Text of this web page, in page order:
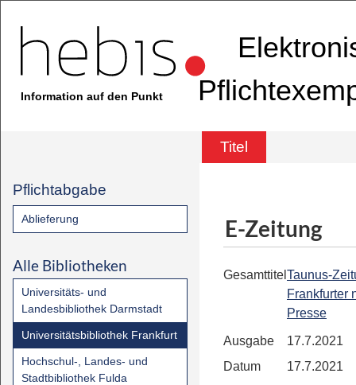
Information auf den Punkt
Titel
Pflichtabgabe
Ablieferung
Alle Bibliotheken
Universitäts- und
Landesbibliothek Darmstadt
Universitätsbibliothek Frankfurt
Hochschul-, Landes- und
Stadtbibliothek Fulda
E-Zeitung
Gesamttitel Taunus-
Frankfurter
Presse
Ausgabe
17.7.2021
Datum
17.7.2021